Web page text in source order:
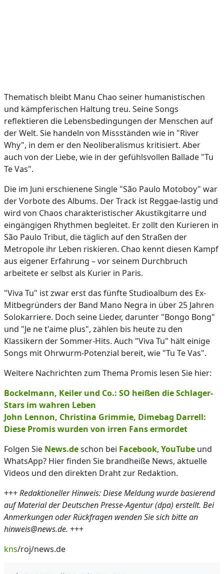
Thematisch bleibt Manu Chao seiner humanistischen
und kämpferischen Haltung treu. Seine Songs
reflektieren die Lebensbedingungen der Menschen auf
der Welt. Sie handeln von Missständen wie in "River
Why", in dem er den Neoliberalismus kritisiert. Aber
auch von der Liebe, wie in der gefühlsvollen Ballade "Tu
Te Vas".
Die im Juni erschienene Single "São Paulo Motoboy" war
der Vorbote des Albums. Der Track ist Reggae-lastig und
wird von Chaos charakteristischer Akustikgitarre und
eingängigen Rhythmen begleitet. Er zollt den Kurieren in
São Paulo Tribut, die täglich auf den Straßen der
Metropole ihr Leben riskieren. Chao kennt diesen Kampf
aus eigener Erfahrung – vor seinem Durchbruch
arbeitete er selbst als Kurier in Paris.
"Viva Tu" ist zwar erst das fünfte Studioalbum des Ex-
Mitbegründers der Band Mano Negra in über 25 Jahren
Solokarriere. Doch seine Lieder, darunter "Bongo Bong"
und "Je ne t'aime plus", zählen bis heute zu den
Klassikern der Sommer-Hits. Auch "Viva Tu" hält einige
Songs mit Ohrwurm-Potenzial bereit, wie "Tu Te Vas".
Weitere Nachrichten zum Thema Promis lesen Sie hier:
Bockelmann, Keiler und Co.: SO heißen die Schlager-
Stars im wahren Leben
John Lennon, Christina Grimmie, Dimebag Darrell:
Diese Promis wurden von irren Fans ermordet
Folgen Sie News.deschon bei Facebook, YouTube und
WhatsApp? Hier finden Sie brandheiße News, aktuelle
Videos und den direkten Draht zur Redaktion.
+++Redaktioneller Hinweis: Diese Meldung wurde basierend
auf Material der Deutschen Presse-Agentur (dpa) erstellt. Bei
Anmerkungen oder Rückfragen wenden Sie sich bitte an
hinweis@news.de. +++
kns/roj/news.de